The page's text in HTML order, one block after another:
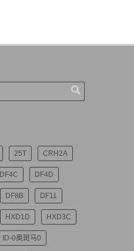
25T CRH2A
DF4C DF4D
DF8B DF11
HXD1D HXD3C
ID-0奥斑马0